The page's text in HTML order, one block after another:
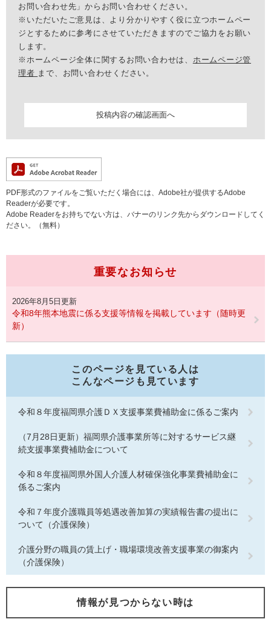
お問い合わせ先」からお問い合わせください。
※いただいたご意見は、より分かりやすく役に立つホームペー
ジとするために参考にさせていただきますのでご協力をお願い
します。
※ホームページ全体に関するお問い合わせは、 ホームページ管
理者 まで、お問い合わせください。
PDF形式のファイルをご覧いただく場合には、Adobe社が提供するAdobe
Readerが必要です。
Adobe Readerをお持ちでない方は、バナーのリンク先からダウンロードしてく
ださい。（無料）
重要なお知らせ
2026年8月5日更新
令和8年熊本地震に係る支援等情報を掲載しています（随時更
新）
このページを見ている人は
こんなページも見ています
令和８年度福岡県介護ＤＸ支援事業費補助金に係るご案内
（7月28日更新）福岡県介護事業所等に対するサービス継
続支援事業費補助金について
令和８年度福岡県外国人介護人材確保強化事業費補助金に
係るご案内
令和７年度介護職員等処遇改善加算の実績報告書の提出に
ついて（介護保険）
介護分野の職員の賃上げ・職場環境改善支援事業の御案内
（介護保険）
情報が見つからない時は